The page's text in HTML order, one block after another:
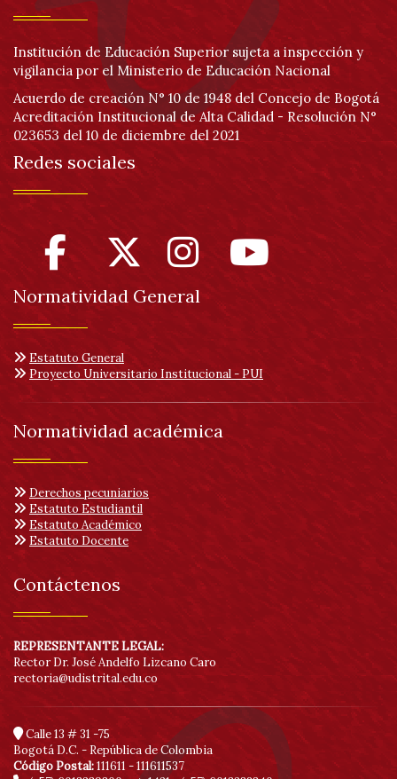
Institución de Educación Superior sujeta a inspección y
vigilancia por el Ministerio de Educación Nacional
Acuerdo de creación N° 10 de 1948 del Concejo de Bogotá
Acreditación Institucional de Alta Calidad - Resolución N°
023653 del 10 de diciembre del 2021
Redes sociales
Normatividad General
Estatuto General
Proyecto Universitario Institucional - PUI
Normatividad académica
Derechos pecuniarios
Estatuto Estudiantil
Estatuto Académico
Estatuto Docente
Contáctenos
REPRESENTANTE LEGAL:
Rector Dr. José Andelfo Lizcano Caro
rectoria@udistrital.edu.co
Calle 13 # 31 -75
Bogotá D.C. - República de Colombia
Código Postal:111611 - 111611537